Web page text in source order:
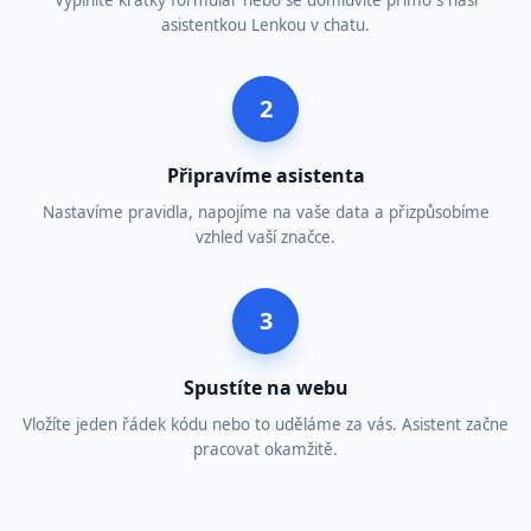
asistentkou Lenkou v chatu.
2
Připravíme asistenta
Nastavíme pravidla, napojíme na vaše data a přizpůsobíme
vzhled vaší značce.
3
Spustíte na webu
Vložíte jeden řádek kódu nebo to uděláme za vás. Asistent začne
pracovat okamžitě.